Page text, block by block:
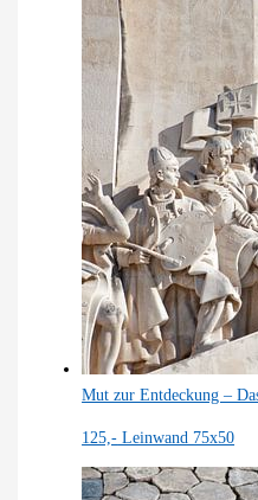
Mut zur Entdeckung –
125,- Leinwand 75x50